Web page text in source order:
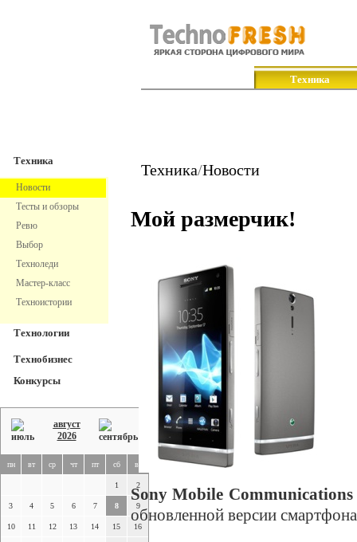
Техника
Техника
Новости
Тесты и обзоры
Ревю
Выбор
Техноледи
Мастер-класс
Техноистории
Технологии
Технобизнес
Конкурсы
август
2026
пн вт ср чт пт сб вс
1 2
3 4 5 6 7 8 9
10 11 12 13 14 15 16
Техника/Новости
Мой размерчик!
Sony Mobile
обновленной версии